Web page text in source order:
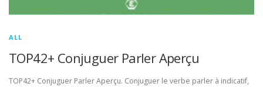
ALL
TOP42+ Conjuguer Parler Aperçu
TOP42+ Conjuguer Parler Aperçu. Conjuguer le verbe parler à indicatif,